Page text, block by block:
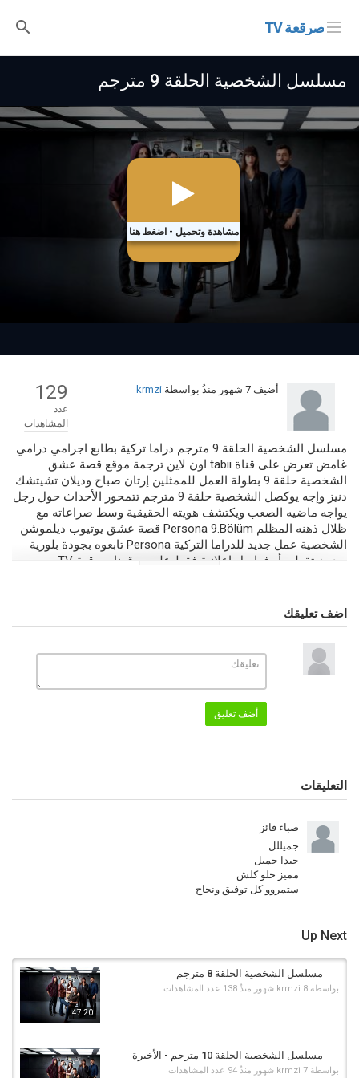
صرقعة TV
مسلسل الشخصية الحلقة 9 مترجم
مشاهدة وتحميل - اضغط هنا
أضيف 7 شهور منذُ بواسطة krmzi
129
عدد
المشاهدات
مسلسل الشخصية الحلقة 9 مترجم دراما تركية بطابع اجرامي درامي
غامض تعرض على قناة tabii اون لاين ترجمة موقع قصة عشق
الشخصية حلقة 9 بطولة العمل للممثلين إرتان صباح وديلان تشيتشك
دنيز وإجه يوكصل الشخصية حلقة 9 مترجم تتمحور الأحداث حول رجل
يواجه ماضيه الصعب ويكتشف هويته الحقيقية وسط صراعاته مع
ظلال ذهنه المظلم Persona 9.Bölüm قصة عشق يوتيوب ديلموشن
الشخصية عمل جديد للدراما التركية Persona تابعوه بجودة بلورية
وبدون تقطيع أو فواصل إعلانية فقط على موقعنا صرقعة TV.
مسلسلات تركية 2025
الكلمات الدلالية
الشخصية,
الشخصية قصة عشق
, الشخصية قناة tabii
مسلسل الشخصية الحلقة 9
اضف تعليقك
أضف تعليق
التعليقات
صباء فائز
جميللل
جيدا جميل
مميز حلو كلش
ستمروو كل توفيق ونجاح
Up Next
47:20
مسلسل الشخصية الحلقة 8 مترجم
بواسطة krmzi 8 شهور منذُ 138 عدد المشاهدات
مسلسل الشخصية الحلقة 10 مترجم - الأخيرة
بواسطة krmzi 7 شهور منذُ 94 عدد المشاهدات